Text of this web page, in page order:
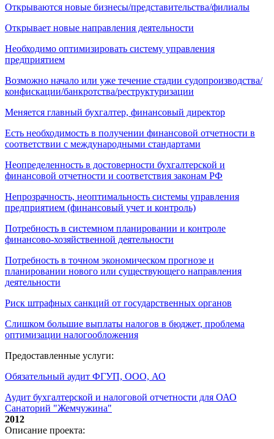
Открываются новые бизнесы/представительства/филиалы
Открывает новые направления деятельности
Необходимо оптимизировать систему управления
предприятием
Возможно начало или уже течение стадии судопроизводства/
конфискации/банкротства/реструктуризации
Меняется главный бухгалтер, финансовый директор
Есть необходимость в получении финансовой отчетности в
соответствии с международными стандартами
Неопределенность в достоверности бухгалтерской и
финансовой отчетности и соответствия законам РФ
Непрозрачность, неоптимальность системы управления
предприятием (финансовый учет и контроль)
Потребность в системном планировании и контроле
финансово-хозяйственной деятельности
Потребность в точном экономическом прогнозе и
планировании нового или существующего направления
деятельности
Риск штрафных санкций от государственных органов
Слишком большие выплаты налогов в бюджет, проблема
оптимизации налогообложения
Предоставленные услуги:
Обязательный аудит ФГУП, ООО, АО
Аудит бухгалтерской и налоговой отчетности для ОАО
Санаторий "Жемчужина"
2012
Описание проекта: